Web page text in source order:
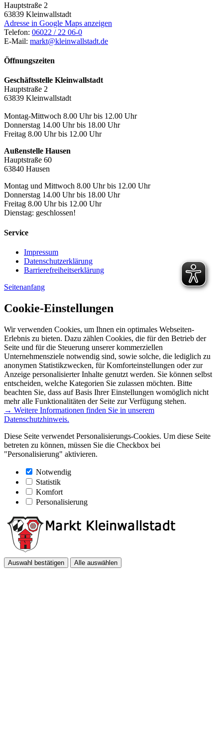
Hauptstraße 2
63839 Kleinwallstadt
Adresse in Google Maps anzeigen
Telefon: 06022 / 22 06-0
E-Mail: markt@kleinwallstadt.de
Öffnungszeiten
Geschäftsstelle Kleinwallstadt
Hauptstraße 2
63839 Kleinwallstadt
Montag-Mittwoch 8.00 Uhr bis 12.00 Uhr
Donnerstag 14.00 Uhr bis 18.00 Uhr
Freitag 8.00 Uhr bis 12.00 Uhr
Außenstelle Hausen
Hauptstraße 60
63840 Hausen
Montag und Mittwoch 8.00 Uhr bis 12.00 Uhr
Donnerstag 14.00 Uhr bis 18.00 Uhr
Freitag 8.00 Uhr bis 12.00 Uhr
Dienstag: geschlossen!
Service
Impressum
Datenschutzerklärung
Barrierefreiheitserklärung
Seitenanfang
Cookie-Einstellungen
Wir verwenden Cookies, um Ihnen ein optimales Webseiten-
Erlebnis zu bieten. Dazu zählen Cookies, die für den Betrieb der
Seite und für die Steuerung unserer kommerziellen
Unternehmensziele notwendig sind, sowie solche, die lediglich zu
anonymen Statistikzwecken, für Komforteinstellungen oder zur
Anzeige personalisierter Inhalte genutzt werden. Sie können selbst
entscheiden, welche Kategorien Sie zulassen möchten. Bitte
beachten Sie, dass auf Basis Ihrer Einstellungen womöglich nicht
mehr alle Funktionalitäten der Seite zur Verfügung stehen.
→ Weitere Informationen finden Sie in unserem
Datenschutzhinweis.
Diese Seite verwendet Personalisierungs-Cookies. Um diese Seite
betreten zu können, müssen Sie die Checkbox bei
"Personalisierung" aktivieren.
Notwendig
Statistik
Komfort
Personalisierung
Auswahl bestätigen Alle auswählen